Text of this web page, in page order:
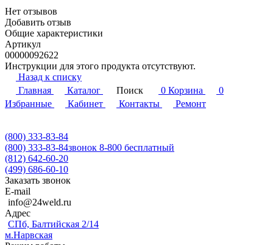
Нет отзывов
Добавить отзыв
Общие характеристики
Артикул
00000092622
Инструкции для этого продукта отсутствуют.
Назад к списку
Главная
Каталог Поиск 0 Корзина
0
Избранные
Кабинет Контакты Ремонт
(800) 333-83-84
(800) 333-83-84звонок 8-800 бесплатный
(812) 642-60-20
(499) 686-60-10
Заказать звонок
E-mail
info@24weld.ru
Адрес
СПб, Балтийская 2/14
м.Нарвская